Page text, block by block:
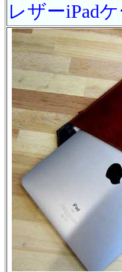
レザーiPadケ